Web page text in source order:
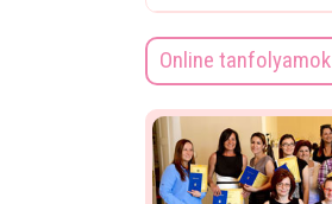
Online tanfolyamok